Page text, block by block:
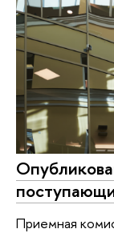
Приемная